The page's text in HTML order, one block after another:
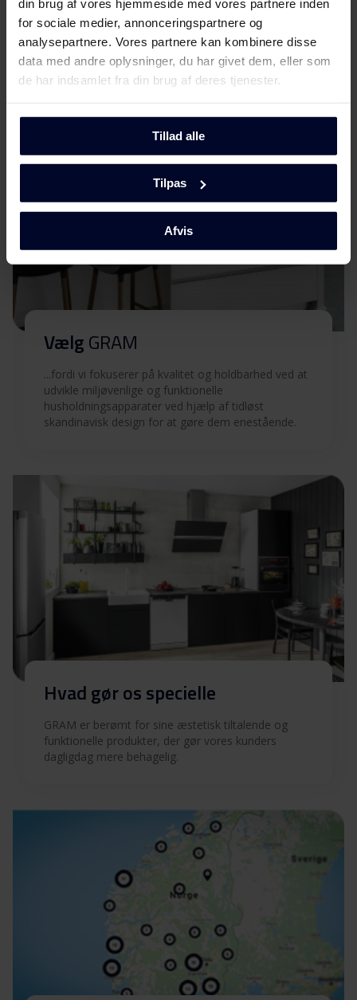
din brug af vores hjemmeside med vores partnere inden
for sociale medier, annonceringspartnere og
analysepartnere. Vores partnere kan kombinere disse
data med andre oplysninger, du har givet dem, eller som
de har indsamlet fra din brug af deres tjenester.
Tillad alle
Tilpas
Afvis
Sikkerhedsoplysninger og
advarsler (FI)
Download
Sikkerhedsoplysninger og
Sikkerhedsoplysninger og
advarsler (SV)
Download
Sikkerhedsoplysninger og
advarsler (EN)
Download
Advarsler og
(EN)
Betjeningsvejledninger
(DK)
Betjeningsvejledninger
(SV)
Betjeningsvejledninger
Download
Produktbillede DS 6300
Hent alt (14) Hent udvalgt
MødGRAM
VælgGRAM
...fordi vi fokuserer på kvalitet og holdbarhed ved at
udvikle miljøvenlige og funktionelle
husholdningsapparater ved hjælp af tidløst
skandinavisk design for at gøre dem enestående.
Hvad gør os specielle
GRAM er berømt for sine æstetisk tiltalende og
funktionelle produkter, der gør vores kunders
dagligdag mere behagelig.